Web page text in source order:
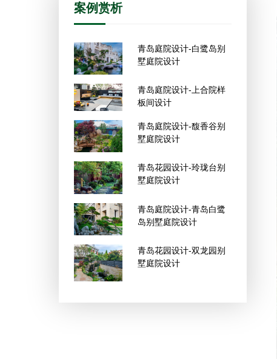
案例赏析
青岛庭院设计-白鹭岛别
墅庭院设计
青岛庭院设计-上合院样
板间设计
青岛庭院设计-馥香谷别
墅庭院设计
青岛花园设计-玲珑台别
墅庭院设计
青岛庭院设计-青岛白鹭
岛别墅庭院设计
青岛花园设计-双龙园别
墅庭院设计